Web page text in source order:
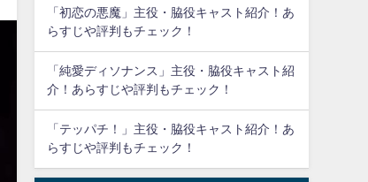
「初恋の悪魔」主役・脇役キャスト紹介！あ
らすじや評判もチェック！
「純愛ディソナンス」主役・脇役キャスト紹
介！あらすじや評判もチェック！
「テッパチ！」主役・脇役キャスト紹介！あ
らすじや評判もチェック！